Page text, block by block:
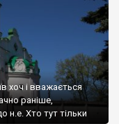
хоч і вважається
раніше,
н.е. Хто тут тільки